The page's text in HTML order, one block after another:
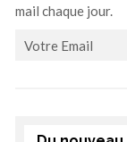
mail chaque jour.